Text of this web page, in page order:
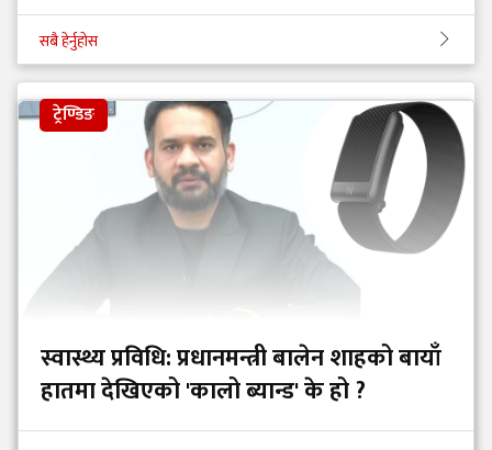
सबै हेर्नुहोस
ट्रेण्डिङ
स्वास्थ्य प्रविधि: प्रधानमन्त्री बालेन शाहको बायाँ
हातमा देखिएको 'कालो ब्यान्ड' के हो ?